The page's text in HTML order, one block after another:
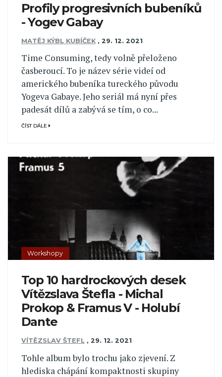
Profily progresivních bubeníků
- Yogev Gabay
MATĚJ KÝBL KUBÍČEK , 29. 12. 2021
Time Consuming, tedy volně přeloženo
časberoucí. To je název série videí od
amerického bubeníka tureckého původu
Yogeva Gabaye. Jeho seriál má nyní přes
padesát dílů a zabývá se tím, o co...
ČÍST DÁLE
Workshopy
Top 10 hardrockových desek
Vítězslava Štefla - Michal
Prokop & Framus V - Holubí
Dante
VÍTĚZSLAV ŠTEFL , 29. 12. 2021
Tohle album bylo trochu jako zjevení. Z
hlediska chápání kompaktnosti skupiny